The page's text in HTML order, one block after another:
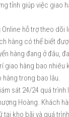
tỉnh giúp việc giao
hỗ trợ theo dõi
hàng có thể biết
hàng đang ở đâu,
giao hàng bao nhiêu
hàng trong bao lâu.
sát 24/24 quá trình
Hoàng. Khách
tại kho bãi và quá